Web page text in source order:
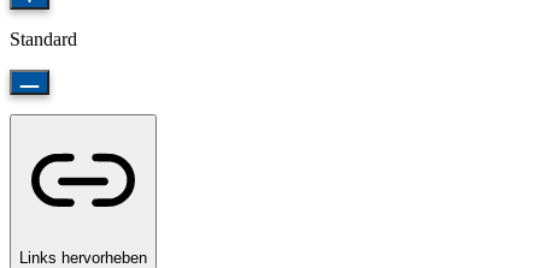
Standard
Links hervorheben